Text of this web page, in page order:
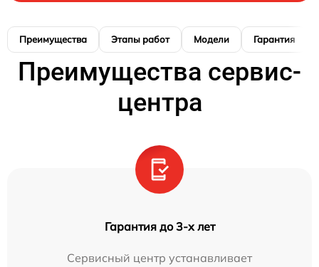
Преимущества Этапы работ Модели Гарантия
Преимущества сервис-
центра
Гарантия до 3-х лет
Сервисный центр устанавливает